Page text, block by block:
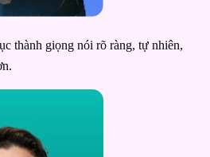
thành giọng nói rõ ràng, tự nhiên,